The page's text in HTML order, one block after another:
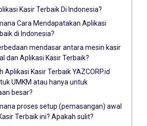
Kasir Terbaik Di Indonesia?
Cara Mendapatakan Aplikasi
di Indonesia?
mendasar antara mesin kasir
dan Aplikasi Kasir Terbaik?
Aplikasi Kasir Terbaik YAZCORP.id
UMKM atau hanya untuk
besar?
proses setup (pemasangan) awal
Terbaik ini? Apakah sulit?